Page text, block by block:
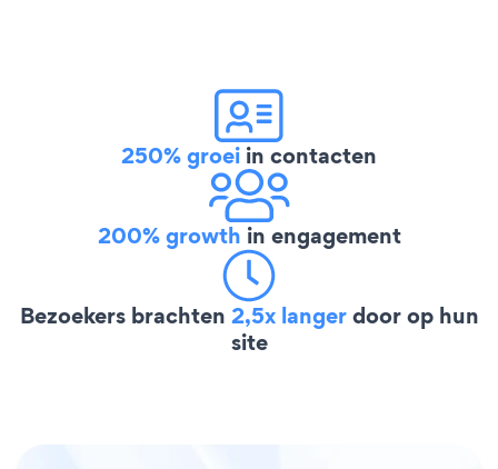
250% groei in contacten
200% growth in engagement
Bezoekers brachten 2,5x langerdoor op hun
site